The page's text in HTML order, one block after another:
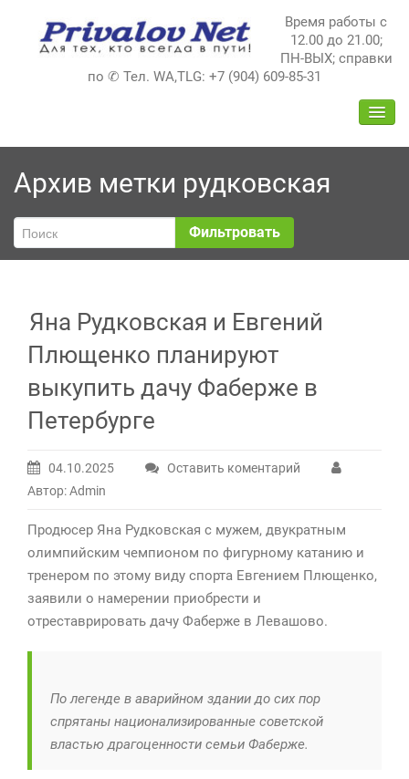
содержимому
Время работы с
12.00 до 21.00;
ПН-ВЫХ; справки
по ✆ Тел. WA,TLG: +7 (904) 609-85-31
Архив метки рудковская
Фильтровать
Яна Рудковская и Евгений
Плющенко планируют
выкупить дачу Фаберже в
Петербурге
04.10.2025
Оставить коментарий
Автор: Admin
Продюсер Яна Рудковская с мужем, двукратным
олимпийским чемпионом по фигурному катанию и
тренером по этому виду спорта Евгением Плющенко,
заявили о намерении приобрести и
отреставрировать дачу Фаберже в Левашово.
По легенде в аварийном здании до сих пор
спрятаны национализированные советской
властью драгоценности семьи Фаберже.